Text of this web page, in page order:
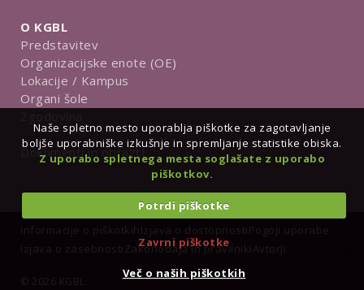
O KGBL
Predstavitev
Organizacijske enote (OE)
Lokacije / Kampus
Organi šole
Dokumenti in obrazci
© 2026 KGBL
Informacije o piškotkihIzjava o dostopnostiPogoji uporabe
Izjava o zasebnostiZakonodaja in pravilniki Avtorji
Naše spletno mesto uporablja piškotke za zagotavljanje
boljše uporabniške izkušnje in spremljanje statistike obiska.
Z uporabo spletnega mesta soglašate z uporabo
piškotkov.
Potrdi piškotke
Zavrni piškotke
Več o naših piškotkih